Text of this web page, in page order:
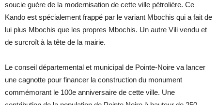
soucie guère de la modernisation de cette ville pétrolière. Ce
Kando est spécialement frappé par le variant Mbochis qui a fait de
lui plus Mbochis que les propres Mbochis. Un autre Vili vendu et
de surcroît à la tête de la mairie.
Le conseil départemental et municipal de Pointe-Noire va lancer
une cagnotte pour financer la construction du monument
commémorant le 100e anniversaire de cette ville. Une